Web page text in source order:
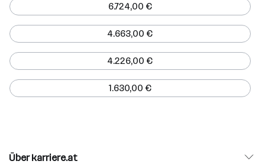
6.724,00 €
4.663,00 €
4.226,00 €
1.630,00 €
Über karriere.at